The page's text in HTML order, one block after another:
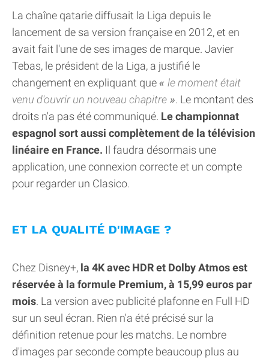
La chaîne qatarie diffusait la Liga depuis le
lancement de sa version française en 2012, et en
avait fait l'une de ses images de marque. Javier
Tebas, le président de la Liga, a justifié le
changement en expliquant que
le moment était
venu d'ouvrir un nouveau chapitre
. Le montant des
droits n'a pas été communiqué. Le championnat
espagnol sort aussi complètement de la télévision
linéaire en France. Il faudra désormais une
application, une connexion correcte et un compte
pour regarder un Clasico.
ET LA QUALITÉ D'IMAGE ?
Chez Disney+, la 4K avec HDR et Dolby Atmos est
réservée à la formule Premium, à 15,99 euros par
mois. La version avec publicité plafonne en Full HD
sur un seul écran. Rien n'a été précisé sur la
définition retenue pour les matchs. Le nombre
d'images par seconde compte beaucoup plus au